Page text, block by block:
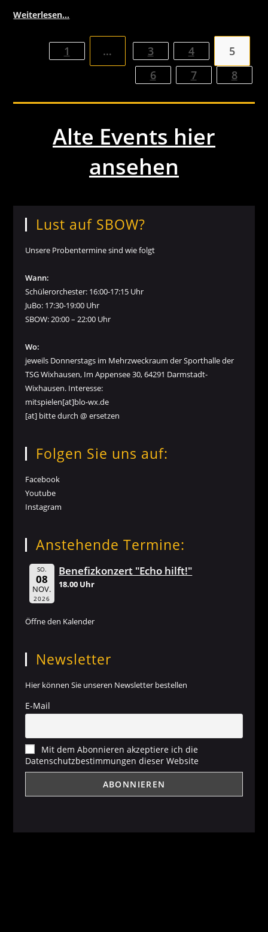
Weiterlesen…
1 … 3 4
5
6
7 8
Alte Events hier
ansehen
Lust auf SBOW?
Unsere Probentermine sind wie folgt
Wann:
Schülerorchester: 16:00-17:15 Uhr
JuBo: 17:30-19:00 Uhr
SBOW: 20:00 – 22:00 Uhr
Wo:
jeweils Donnerstags im Mehrzweckraum der Sporthalle der
TSG Wixhausen, Im Appensee 30, 64291 Darmstadt-
Wixhausen. Interesse:
mitspielen[at]blo-wx.de
[at] bitte durch @ ersetzen
Folgen Sie uns auf:
Facebook
Youtube
Instagram
Anstehende Termine:
SO.
08
NOV.
2026
Benefizkonzert "Echo hilft!"
18.00 Uhr
Öffne den Kalender
Newsletter
Hier können Sie unseren Newsletter bestellen
E-Mail
Mit dem Abonnieren akzeptiere ich die
Datenschutzbestimmungen dieser Website